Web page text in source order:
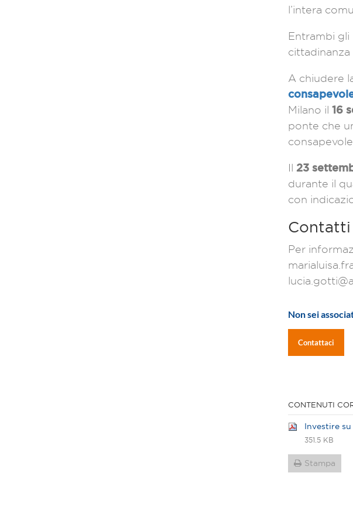
l’intera
Entrambi gli
A chiudere
Milano il 16
ponte che
Il 23
durante il
con
Contatti
Per
Non sei
Contattaci
CONTENUTI
Investire
351.5 KB
Stampa